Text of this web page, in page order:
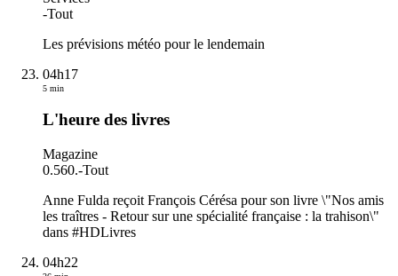
-Tout
Les prévisions météo pour le lendemain
04h17
5 min
L'heure des livres
Magazine
0.560.-Tout
Anne Fulda reçoit François Cérésa pour son livre \"Nos amis
les traîtres - Retour sur une spécialité française : la trahison\"
dans #HDLivres
04h22